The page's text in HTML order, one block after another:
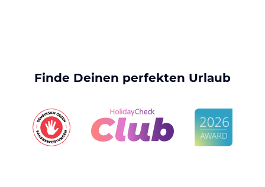
Finde Deinen perfekten Urlaub